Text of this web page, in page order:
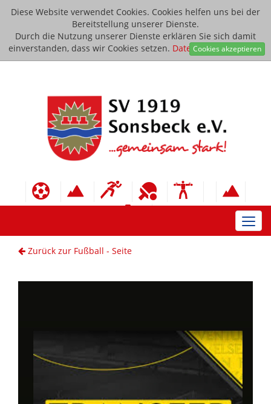
Diese Website verwendet Cookies. Cookies helfen uns bei der
Bereitstellung unserer Dienste.
Durch die Nutzung unserer Dienste erklären Sie sich damit
einverstanden, dass wir Cookies setzen. Datenschutzerklärung
Cookies akzeptieren
Zurück zur Fußball - Seite